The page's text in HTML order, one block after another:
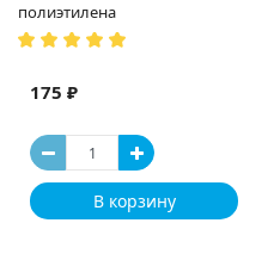
полиэтилена
175 ₽
В корзину